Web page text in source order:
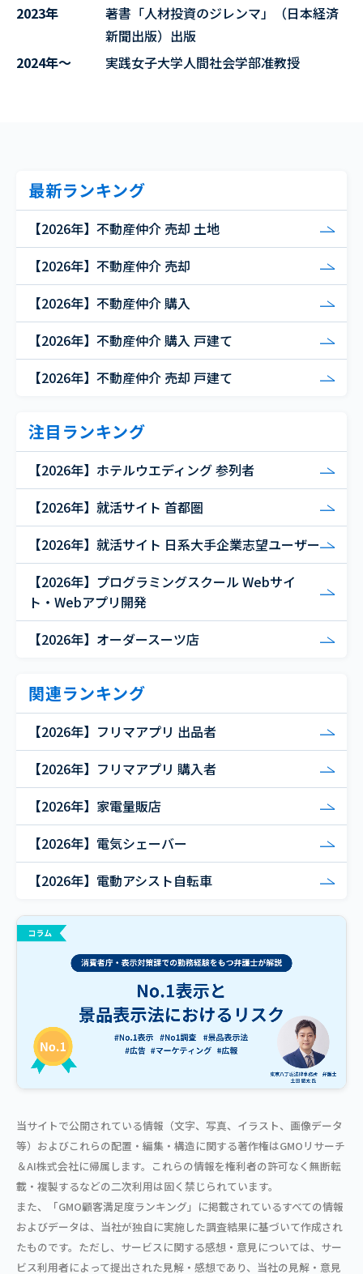
2023年
著書「人材投資のジレンマ」（日本経済
新聞出版）出版
2024年～
実践女子大学人間社会学部准教授
最新ランキング
【2026年】不動産仲介 売却 土地
【2026年】不動産仲介 売却
【2026年】不動産仲介 購入
【2026年】不動産仲介 購入 戸建て
【2026年】不動産仲介 売却 戸建て
注目ランキング
【2026年】ホテルウエディング 参列者
【2026年】就活サイト 首都圏
【2026年】就活サイト 日系大手企業志望ユーザー
【2026年】プログラミングスクール Webサイ
ト・Webアプリ開発
【2026年】オーダースーツ店
関連ランキング
【2026年】フリマアプリ 出品者
【2026年】フリマアプリ 購入者
【2026年】家電量販店
【2026年】電気シェーバー
【2026年】電動アシスト自転車
当サイトで公開されている情報（文字、写真、イラスト、画像データ
等）およびこれらの配置・編集・構造に関する著作権はGMOリサーチ
＆AI株式会社に帰属します。これらの情報を権利者の許可なく無断転
載・複製するなどの二次利用は固く禁じられています。
また、「GMO顧客満足度ランキング」に掲載されているすべての情報
およびデータは、当社が独自に実施した調査結果に基づいて作成され
たものです。ただし、サービスに関する感想・意見については、サー
ビス利用者によって提出された見解・感想であり、当社の見解・意見